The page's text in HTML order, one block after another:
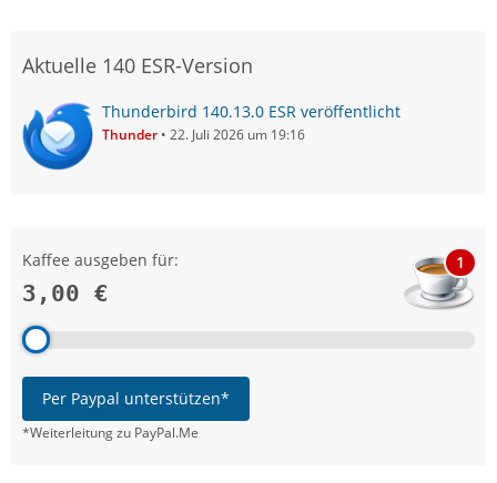
Aktuelle 140 ESR-Version
Thunderbird 140.13.0 ESR veröffentlicht
Thunder 22. Juli 2026 um 19:16
Kaffee ausgeben für:
3,00 €
1
Per Paypal unterstützen*
*Weiterleitung zu PayPal.Me